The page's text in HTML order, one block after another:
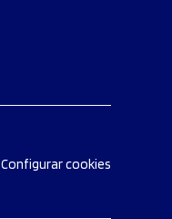
Configurar cookies